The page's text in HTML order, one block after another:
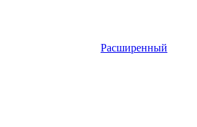
Расширенный